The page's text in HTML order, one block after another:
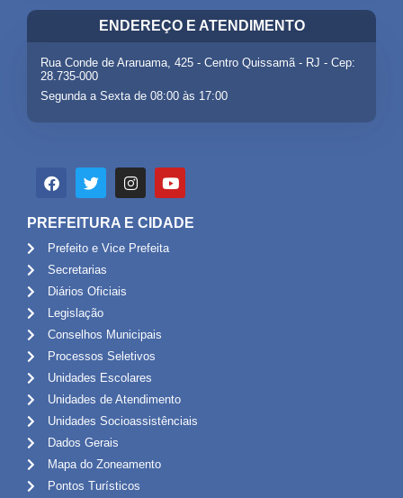
ENDEREÇO E ATENDIMENTO
Rua Conde de Araruama, 425 - Centro Quissamã - RJ - Cep:
28.735-000
Segunda a Sexta de 08:00 às 17:00
PREFEITURA E CIDADE
Prefeito e Vice Prefeita
Secretarias
Diários Oficiais
Legislação
Conselhos Municipais
Processos Seletivos
Unidades Escolares
Unidades de Atendimento
Unidades Socioassistênciais
Dados Gerais
Mapa do Zoneamento
Pontos Turísticos